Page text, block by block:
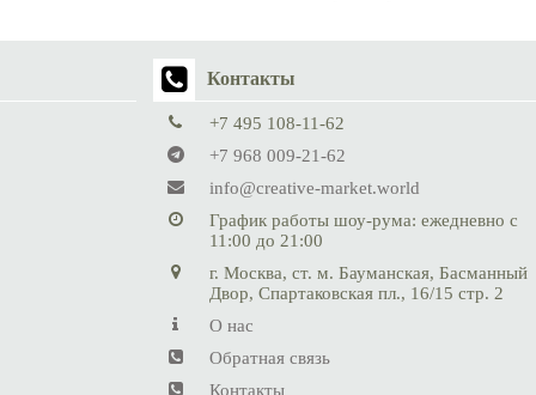
Контакты
+7 495 108-11-62
+7 968 009-21-62
info@creative-market.world
График работы шоу-рума: ежедневно с
11:00 до 21:00
г. Москва, ст. м. Бауманская, Басманный
Двор, Спартаковская пл., 16/15 стр. 2
О нас
Обратная связь
Контакты